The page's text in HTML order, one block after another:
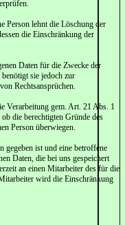
Person lehnt die Löschung der
die Einschränkung der
Daten für die Zwecke der
sie jedoch zur
Rechtsansprüchen.
Verarbeitung gem. Art. 21 Abs. 1
die berechtigten Gründe des
Person überwiegen.
gegeben ist und eine betroffene
Daten, die bei uns gespeichert
an einen Mitarbeiter des für die
wird die Einschränkung